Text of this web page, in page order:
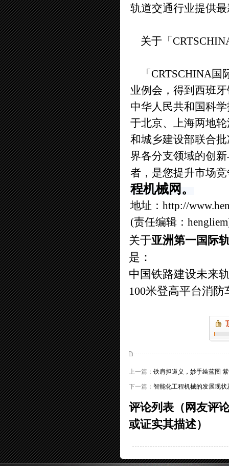
轨道交通行业提供
关于「
「CRTSCHINA国
业例会，得到西班
中华人民共和国科
于北京、上海两地
和城乡建设部联合
界各分支领域的创
者，是您提升市场
程机械网。
地址： http://
(责任编辑：
关于亚洲第一国际
是：
中国铁路建设未来
100米登高平台消
上一篇： 铁肩担道义，妙手绘蓝图
下一篇： 智能化工程机械的发展现状
评论列表（网友评
或证实其描述）